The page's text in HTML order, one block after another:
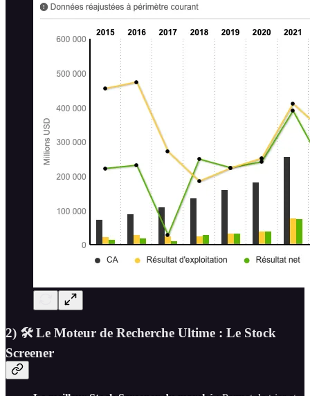
2) 🛠️ Le Moteur de Recherche Ultime : Le Stock
Screener